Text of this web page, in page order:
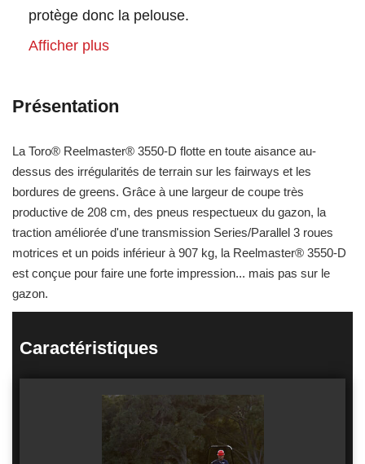
protège donc la pelouse.
Afficher plus
Présentation
La Toro® Reelmaster® 3550-D flotte en toute aisance au-
dessus des irrégularités de terrain sur les fairways et les
bordures de greens. Grâce à une largeur de coupe très
productive de 208 cm, des pneus respectueux du gazon, la
traction améliorée d'une transmission Series/Parallel 3 roues
motrices et un poids inférieur à 907 kg, la Reelmaster® 3550-D
est conçue pour faire une forte impression... mais pas sur le
gazon.
Caractéristiques